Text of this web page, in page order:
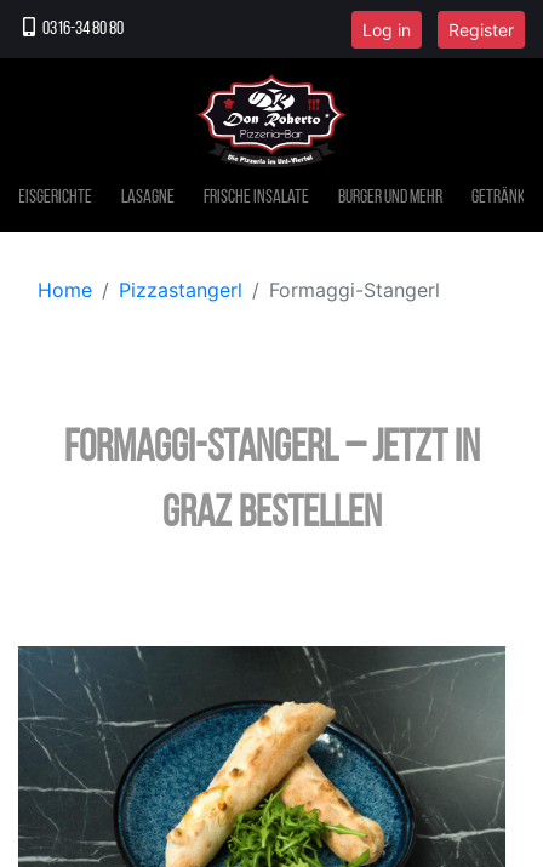
0316-34 80 80 Log in Register
Reisgerichte Lasagne Frische Insalate Burger und mehr Getränke
Home Pizzastangerl Formaggi-Stangerl
Formaggi-Stangerl – jetzt in
Graz bestellen